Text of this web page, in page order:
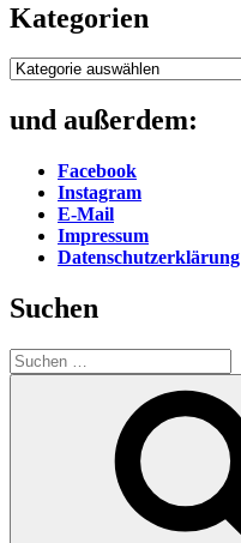
Kategorien
Kategorien
und außerdem:
Facebook
Instagram
E-Mail
Impressum
Datenschutzerklärung
Suchen
Suche
nach: